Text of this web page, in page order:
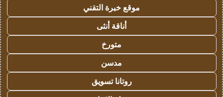
موقع خبرة التقني
أناقة أنثى
متورخ
مدسن
روتانا تسويق